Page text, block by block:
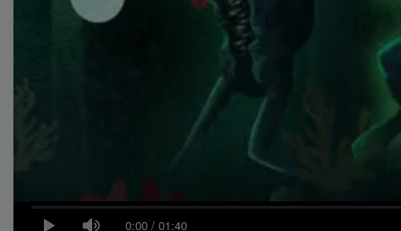
0:00 / 01:40